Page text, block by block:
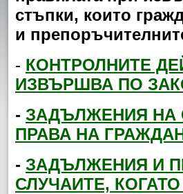
стъпки, които
и
- КОНТРОЛНИТЕ
ИЗВЪРШВА ПО
- ЗАДЪЛЖЕНИЯ НА
ПРАВА НА
- ЗАДЪЛЖЕНИЯ И
СЛУЧАИТЕ,